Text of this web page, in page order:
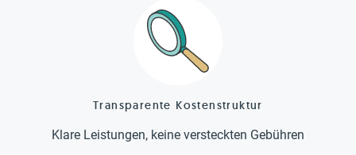
Transparente Kostenstruktur
Klare Leistungen, keine versteckten Gebühren